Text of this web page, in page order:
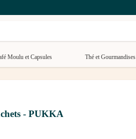
Moulu et Capsules Thé et Gourmandises
- PUKKA